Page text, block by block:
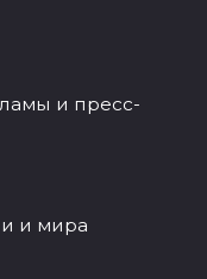
и пресс-
и мира